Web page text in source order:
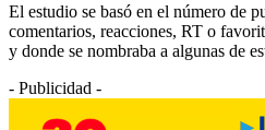
El estudio se basó en el número de
comentarios, reacciones, RT o
y donde se nombraba a algunas de
- Publicidad -